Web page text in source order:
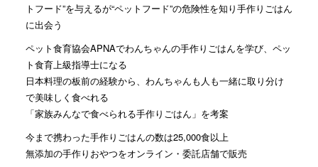
トフード”を与えるが“ペットフード”の危険性を知り手作りごはん
に出会う
ペット食育協会APNAでわんちゃんの手作りごはんを学び、ペッ
ト食育上級指導士になる
日本料理の板前の経験から、わんちゃんも人も一緒に取り分け
で美味しく食べれる
「家族みんなで食べられる手作りごはん」を考案
今まで携わった手作りごはんの数は25,000食以上
無添加の手作りおやつをオンライン・委託店舗で販売